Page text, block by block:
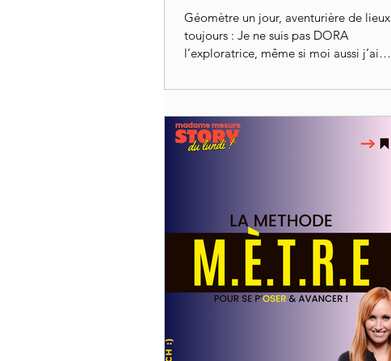
Géomètre un jour, aventurière de lieux
toujours : Je ne suis pas DORA
l’exploratrice, même si moi aussi j’ai